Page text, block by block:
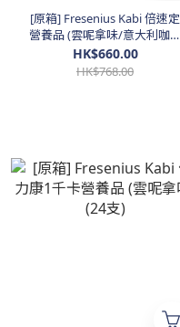
[原箱] Fresenius Kabi 倍速定
營養品 (雲呢拿味/意大利咖啡
味) (24支)
HK$660.00
HK$768.00